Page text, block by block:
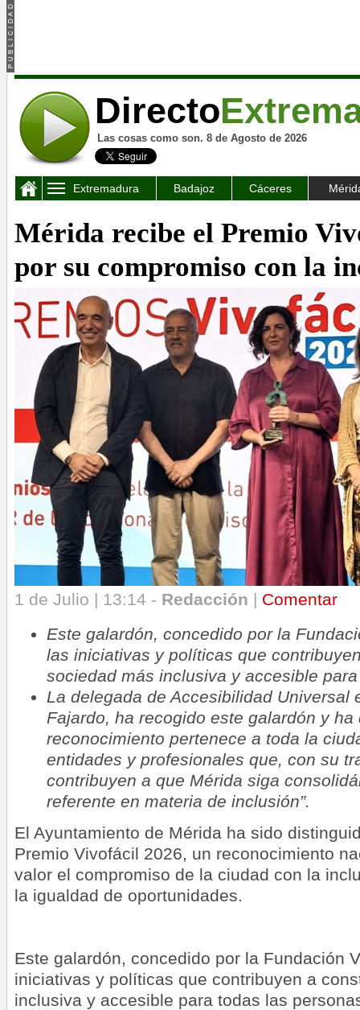
Directo
Las cosas como son. 8 de Agosto de 2026
Extremadura Badajoz Cáceres
Mérida recibe el Premio
por su compromiso con la
1 de Julio | 13:14 - Redacción | Comentar
Este galardón, concedido por la
las iniciativas y políticas que
sociedad más inclusiva y accesible
La delegada de Accesibilidad Universal
Fajardo, ha recogido este galardón y ha
reconocimiento pertenece a toda la
entidades y profesionales que, con su
contribuyen a que Mérida siga
referente en materia de inclusión”.
El Ayuntamiento de Mérida ha sido
Premio Vivofácil 2026, un reconocimiento
valor el compromiso de la ciudad con la
la igualdad de oportunidades.
Este galardón, concedido por la Fundación
iniciativas y políticas que contribuyen a
inclusiva y accesible para todas las